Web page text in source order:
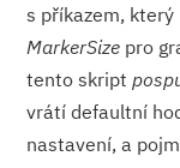
s příkazem,
MarkerSize pro
tento skript
vrátí defaultní
nastavení, a